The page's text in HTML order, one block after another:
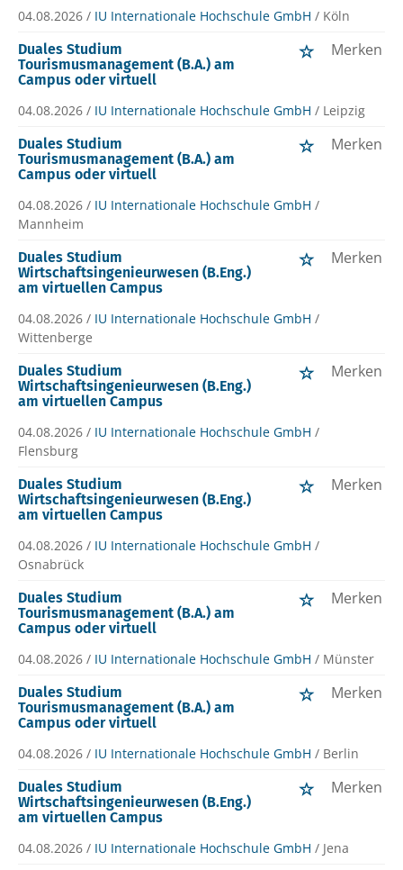
04.08.2026 / IU Internationale Hochschule GmbH / Köln
Duales Studium
Tourismusmanagement (B.A.) am
Campus oder virtuell
Merken
04.08.2026 / IU Internationale Hochschule GmbH / Leipzig
Duales Studium
Tourismusmanagement (B.A.) am
Campus oder virtuell
Merken
04.08.2026 / IU Internationale Hochschule GmbH /
Mannheim
Duales Studium
Wirtschaftsingenieurwesen (B.Eng.)
am virtuellen Campus
Merken
04.08.2026 / IU Internationale Hochschule GmbH /
Wittenberge
Duales Studium
Wirtschaftsingenieurwesen (B.Eng.)
am virtuellen Campus
Merken
04.08.2026 / IU Internationale Hochschule GmbH /
Flensburg
Duales Studium
Wirtschaftsingenieurwesen (B.Eng.)
am virtuellen Campus
Merken
04.08.2026 / IU Internationale Hochschule GmbH /
Osnabrück
Duales Studium
Tourismusmanagement (B.A.) am
Campus oder virtuell
Merken
04.08.2026 / IU Internationale Hochschule GmbH / Münster
Duales Studium
Tourismusmanagement (B.A.) am
Campus oder virtuell
Merken
04.08.2026 / IU Internationale Hochschule GmbH / Berlin
Duales Studium
Wirtschaftsingenieurwesen (B.Eng.)
am virtuellen Campus
Merken
04.08.2026 / IU Internationale Hochschule GmbH / Jena